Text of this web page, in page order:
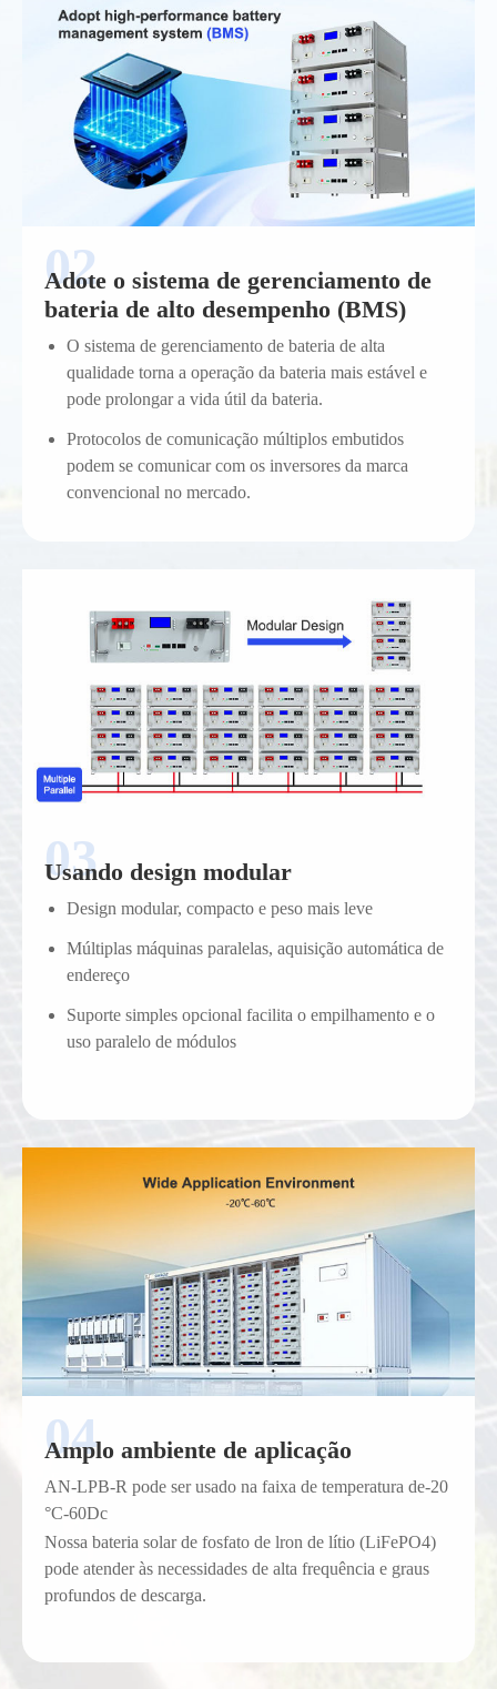
Adote o sistema de gerenciamento de
bateria de alto desempenho (BMS)
O sistema de gerenciamento de bateria de alta
qualidade torna a operação da bateria mais estável e
pode prolongar a vida útil da bateria.
Protocolos de comunicação múltiplos embutidos
podem se comunicar com os inversores da marca
convencional no mercado.
Usando design modular
Design modular, compacto e peso mais leve
Múltiplas máquinas paralelas, aquisição automática de
endereço
Suporte simples opcional facilita o empilhamento e o
uso paralelo de módulos
Amplo ambiente de aplicação
AN-LPB-R pode ser usado na faixa de temperatura de-20
°C-60Dc
Nossa bateria solar de fosfato de lron de lítio (LiFePO4)
pode atender às necessidades de alta frequência e graus
profundos de descarga.